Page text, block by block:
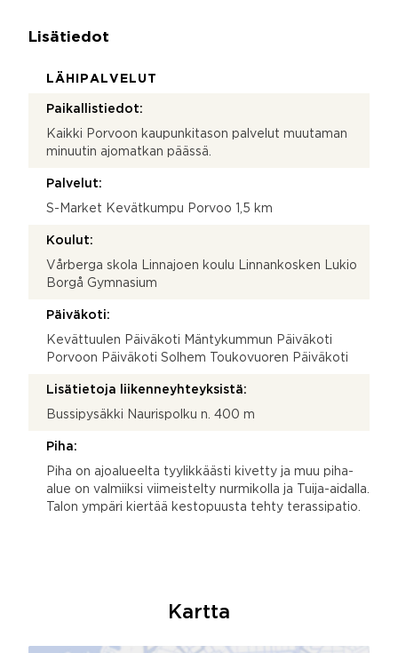
Lisätiedot
LÄHIPALVELUT
Paikallistiedot:
Kaikki Porvoon kaupunkitason palvelut muutaman
minuutin ajomatkan päässä.
Palvelut:
S-Market Kevätkumpu Porvoo 1,5 km
Koulut:
Vårberga skola Linnajoen koulu Linnankosken Lukio
Borgå Gymnasium
Päiväkoti:
Kevättuulen Päiväkoti Mäntykummun Päiväkoti
Porvoon Päiväkoti Solhem Toukovuoren Päiväkoti
Lisätietoja liikenneyhteyksistä:
Bussipysäkki Naurispolku n. 400 m
Piha:
Piha on ajoalueelta tyylikkäästi kivetty ja muu piha-
alue on valmiiksi viimeistelty nurmikolla ja Tuija-aidalla.
Talon ympäri kiertää kestopuusta tehty terassipatio.
Kartta